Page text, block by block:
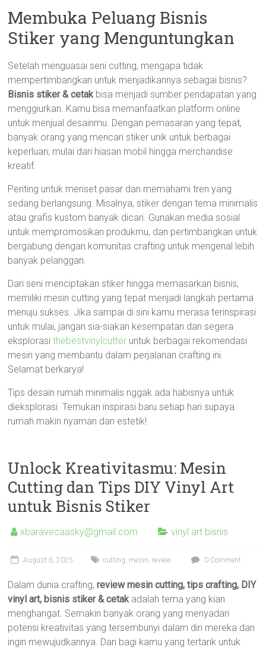
Membuka Peluang Bisnis
Stiker yang Menguntungkan
Setelah menguasai seni cutting, mengapa tidak
mempertimbangkan untuk menjadikannya sebagai bisnis?
Bisnis stiker & cetakbisa menjadi sumber pendapatan yang
menggiurkan. Kamu bisa memanfaatkan platform online
untuk menjual desainmu. Dengan pemasaran yang tepat,
banyak orang yang mencari stiker unik untuk berbagai
keperluan, mulai dari hiasan mobil hingga merchandise
kreatif.
Penting untuk meriset pasar dan memahami tren yang
sedang berlangsung. Misalnya, stiker dengan tema minimalis
atau grafis kustom banyak dicari. Gunakan media sosial
untuk mempromosikan produkmu, dan pertimbangkan untuk
bergabung dengan komunitas crafting untuk mengenal lebih
banyak pelanggan.
Dari seni menciptakan stiker hingga memasarkan bisnis,
memiliki mesin cutting yang tepat menjadi langkah pertama
menuju sukses. Jika sampai di sini kamu merasa terinspirasi
untuk mulai, jangan sia-siakan kesempatan dan segera
eksplorasithebestvinylcutter untuk berbagai rekomendasi
mesin yang membantu dalam perjalanan crafting ini.
Selamat berkarya!
Tips desain rumah minimalis nggak ada habisnya untuk
dieksplorasi. Temukan inspirasi baru setiap hari supaya
rumah makin nyaman dan estetik!
Unlock Kreativitasmu: Mesin
Cutting dan Tips DIY Vinyl Art
untuk Bisnis Stiker
xbaravecaasky@gmail.com vinyl art bisnis
August 6, 2025 cutting, mesin, review 0 Comment
Dalam dunia crafting,review mesin cutting, tips crafting, DIY
vinyl art, bisnis stiker & cetakadalah tema yang kian
menghangat. Semakin banyak orang yang menyadari
potensi kreativitas yang tersembunyi dalam diri mereka dan
ingin mewujudkannya. Dan bagi kamu yang tertarik untuk